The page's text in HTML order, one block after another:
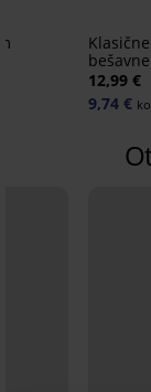
bešavne
12,99 €
9,74 €